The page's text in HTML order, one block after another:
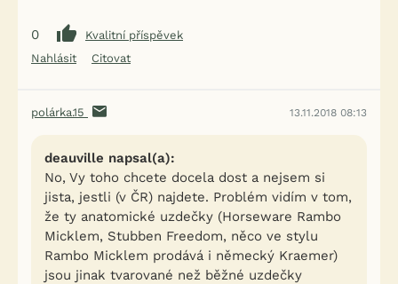
0
Kvalitní příspěvek
Nahlásit
Citovat
polárka.15 13.11.2018 08:13
deauville napsal(a):
No, Vy toho chcete docela dost a nejsem si
jista, jestli (v ČR) najdete. Problém vidím v tom,
že ty anatomické uzdečky (Horseware Rambo
Micklem, Stubben Freedom, něco ve stylu
Rambo Micklem prodává i německý Kraemer)
jsou jinak tvarované než běžné uzdečky